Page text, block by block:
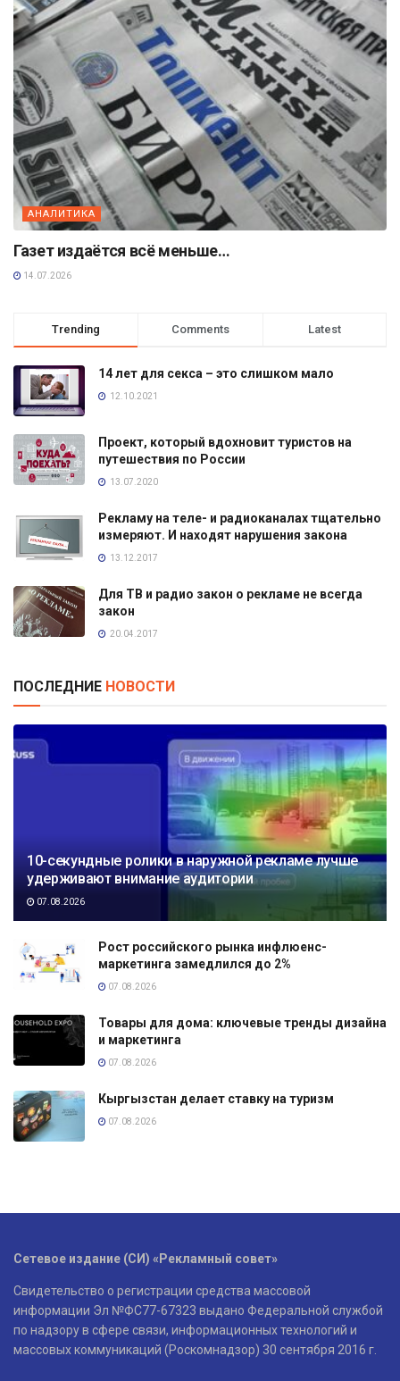
АНАЛИТИКА
Газет издаётся всё меньше…
14.07.2026
Trending Comments Latest
14 лет для секса – это слишком мало
12.10.2021
Проект, который вдохновит туристов на
путешествия по России
13.07.2020
Рекламу на теле- и радиоканалах тщательно
измеряют. И находят нарушения закона
13.12.2017
Для ТВ и радио закон о рекламе не всегда
закон
20.04.2017
ПОСЛЕДНИЕ НОВОСТИ
10-секундные ролики в наружной рекламе лучше
удерживают внимание аудитории
07.08.2026
Рост российского рынка инфлюенс-
маркетинга замедлился до 2%
07.08.2026
Товары для дома: ключевые тренды дизайна
и маркетинга
07.08.2026
Кыргызстан делает ставку на туризм
07.08.2026
Сетевое издание (СИ) «Рекламный совет»
Свидетельство о регистрации средства массовой
информации Эл №ФС77-67323 выдано Федеральной службой
по надзору в сфере связи, информационных технологий и
массовых коммуникаций (Роскомнадзор) 30 сентября 2016 г.